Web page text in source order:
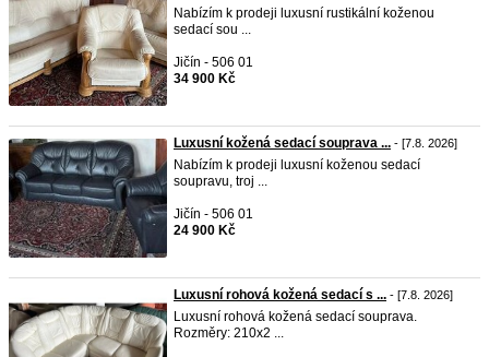
Nabízím k prodeji luxusní rustikální koženou
sedací sou ...
Jičín - 506 01
34 900 Kč
Luxusní kožená sedací souprava ... - [7.8. 2026]
Nabízím k prodeji luxusní koženou sedací
soupravu, troj ...
Jičín - 506 01
24 900 Kč
Luxusní rohová kožená sedací s ... - [7.8. 2026]
Luxusní rohová kožená sedací souprava.
Rozměry: 210x2 ...